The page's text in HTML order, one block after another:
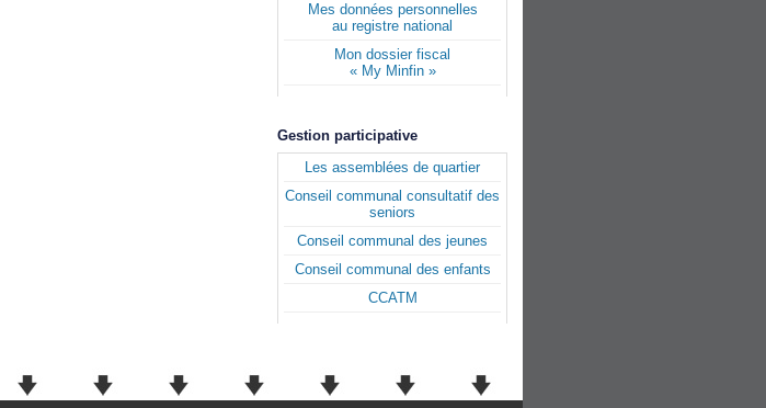
Mes données personnelles
au registre national
Mon dossier fiscal
« My Minfin »
Gestion participative
Les assemblées de quartier
Conseil communal consultatif des
seniors
Conseil communal des jeunes
Conseil communal des enfants
CCATM